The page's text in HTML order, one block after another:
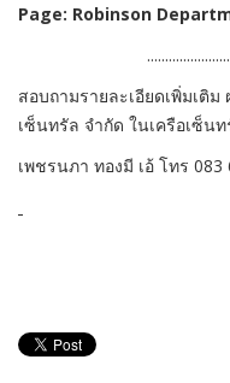
Page: Robinson
สอบถามรายละเอียดเพิ่มเติ
เซ็นทรัล จำกัด ในเครือเซ็น
เพชรนภา ทองมี เอ้ โทร 083